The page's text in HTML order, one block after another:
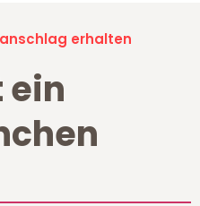
erhalten
ein